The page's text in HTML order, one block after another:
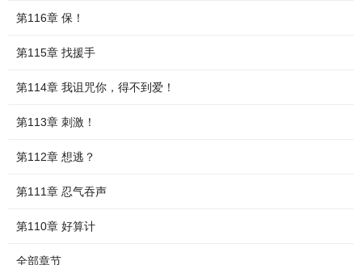
第116章 保！
第115章 找援手
第114章 我诅咒你，得不到爱！
第113章 刺激！
第112章 想逃？
第111章 忍气吞声
第110章 好算计
全部章节